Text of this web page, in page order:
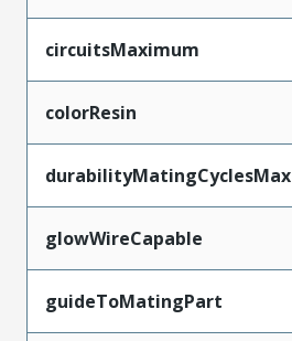
circuitsMaximum
colorResin
durabilityMatingCyclesMax
glowWireCapable
guideToMatingPart